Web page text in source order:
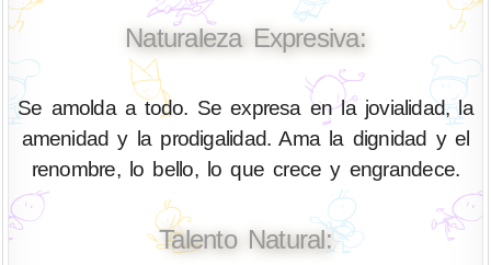
Naturaleza Expresiva:
Se amolda a todo. Se expresa en la jovialidad, la
amenidad y la prodigalidad. Ama la dignidad y el
renombre, lo bello, lo que crece y engrandece.
Talento Natural: